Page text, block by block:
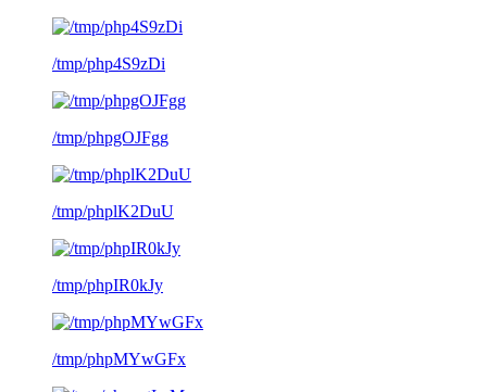
/tmp/php4S9zDi
/tmp/phpgOJFgg
/tmp/phplK2DuU
/tmp/phpIR0kJy
/tmp/phpMYwGFx